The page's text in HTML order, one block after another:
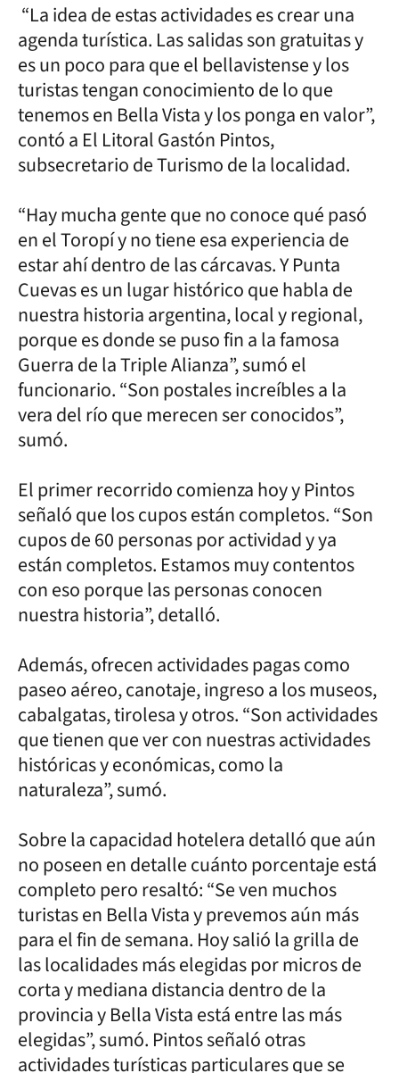
“La idea de estas actividades es crear una
agenda turística. Las salidas son gratuitas y
es un poco para que el bellavistense y los
turistas tengan conocimiento de lo que
tenemos en Bella Vista y los ponga en valor”,
contó a El Litoral Gastón Pintos,
subsecretario de Turismo de la localidad.
“Hay mucha gente que no conoce qué pasó
en el Toropí y no tiene esa experiencia de
estar ahí dentro de las cárcavas. Y Punta
Cuevas es un lugar histórico que habla de
nuestra historia argentina, local y regional,
porque es donde se puso fin a la famosa
Guerra de la Triple Alianza”, sumó el
funcionario. “Son postales increíbles a la
vera del río que merecen ser conocidos”,
sumó.
El primer recorrido comienza hoy y Pintos
señaló que los cupos están completos. “Son
cupos de 60 personas por actividad y ya
están completos. Estamos muy contentos
con eso porque las personas conocen
nuestra historia”, detalló.
Además, ofrecen actividades pagas como
paseo aéreo, canotaje, ingreso a los museos,
cabalgatas, tirolesa y otros. “Son actividades
que tienen que ver con nuestras actividades
históricas y económicas, como la
naturaleza”, sumó.
Sobre la capacidad hotelera detalló que aún
no poseen en detalle cuánto porcentaje está
completo pero resaltó: “Se ven muchos
turistas en Bella Vista y prevemos aún más
para el fin de semana. Hoy salió la grilla de
las localidades más elegidas por micros de
corta y mediana distancia dentro de la
provincia y Bella Vista está entre las más
elegidas”, sumó. Pintos señaló otras
actividades turísticas particulares que se